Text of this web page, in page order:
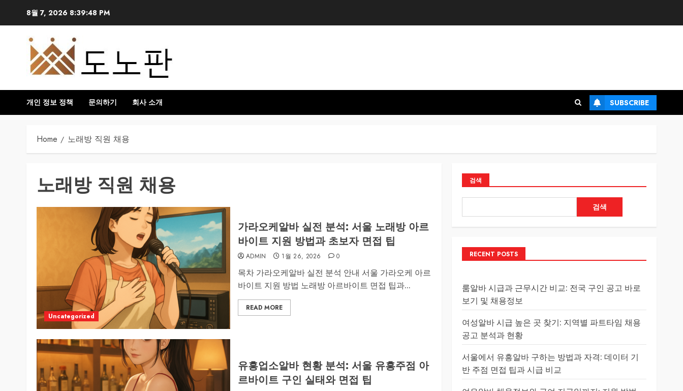
8월 7, 2026 8:39:48 PM
개인 정보 정책 문의하기 회사 소개 SUBSCRIBE
Home 노래방 직원 채용
노래방 직원 채용
Uncategorized
가라오케알바 실전 분석: 서울 노래방 아르
바이트 지원 방법과 초보자 면접 팁
ADMIN 1월 26, 2026 0
목차 가라오케알바 실전 분석 안내 서울 가라오케 아르
바이트 지원 방법 노래방 아르바이트 면접 팁과...
READ MORE
유흥업소알바 현황 분석: 서울 유흥주점 아
르바이트 구인 실태와 면접 팁
검색
검색
RECENT POSTS
룸알바 시급과 근무시간 비교: 전국 구인 공고 바로
보기 및 채용정보
여성알바 시급 높은 곳 찾기: 지역별 파트타임 채용
공고 분석과 현황
서울에서 유흥알바 구하는 방법과 자격: 데이터 기
반 주점 면접 팁과 시급 비교